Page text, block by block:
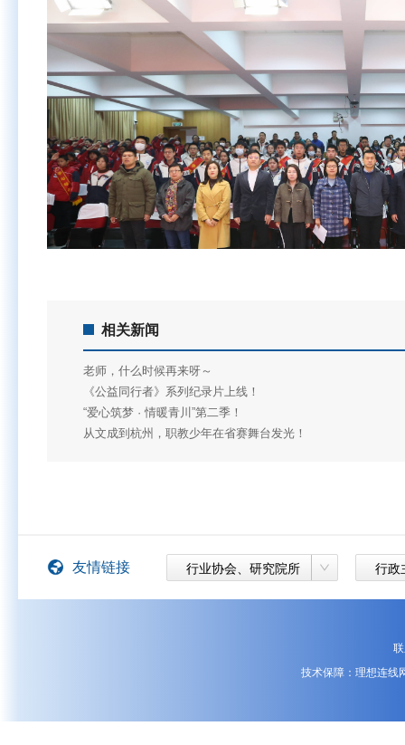
相关新闻
老师，什么时候再来呀～
《公益同行者》系列纪录片上线！
“爱心筑梦 · 情暖青川”第二季！
从文成到杭州，职教少年在省赛舞台发光！
友情链接 行业协会、研究院所 行政
技术保障：理想连线